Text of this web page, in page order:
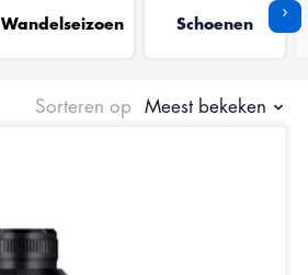
Wandelseizoen Schoenen
›
Sorteren op Meest bekeken